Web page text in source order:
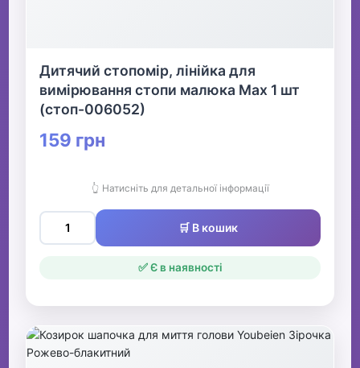
Дитячий стопомір, лінійка для
вимірювання стопи малюка Max 1 шт
(стоп-006052)
159 грн
👆 Натисніть для детальної інформації
🛒 В кошик
✅ Є в наявності